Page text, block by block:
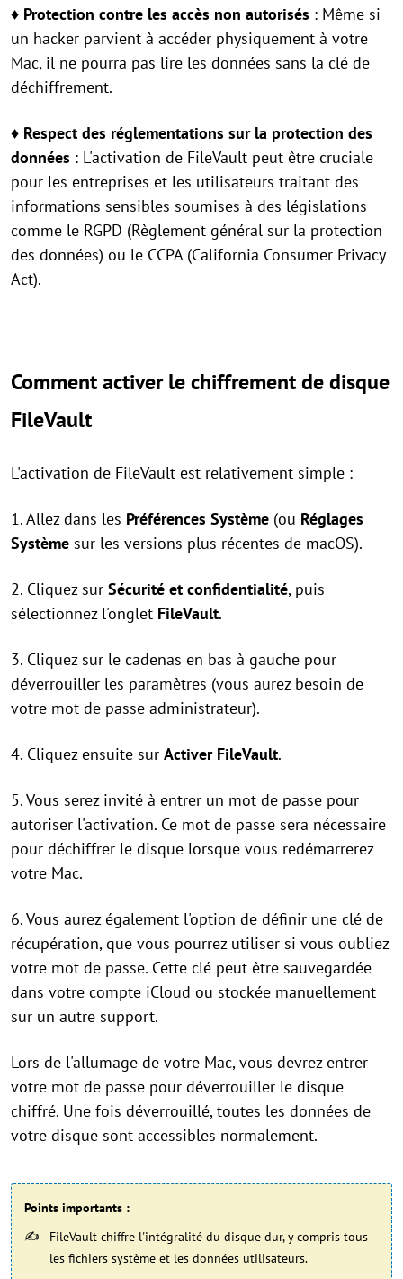
♦ Protection contre les accès non autorisés : Même si
un hacker parvient à accéder physiquement à votre
Mac, il ne pourra pas lire les données sans la clé de
déchiffrement.
♦ Respect des réglementations sur la protection des
données : L'activation de FileVault peut être cruciale
pour les entreprises et les utilisateurs traitant des
informations sensibles soumises à des législations
comme le RGPD (Règlement général sur la protection
des données) ou le CCPA (California Consumer Privacy
Act).
Comment activer le chiffrement de disque
FileVault
L'activation de FileVault est relativement simple :
1. Allez dans les Préférences Système (ou Réglages
Système sur les versions plus récentes de macOS).
2. Cliquez sur Sécurité et confidentialité, puis
sélectionnez l'onglet FileVault.
3. Cliquez sur le cadenas en bas à gauche pour
déverrouiller les paramètres (vous aurez besoin de
votre mot de passe administrateur).
4. Cliquez ensuite sur Activer FileVault.
5. Vous serez invité à entrer un mot de passe pour
autoriser l'activation. Ce mot de passe sera nécessaire
pour déchiffrer le disque lorsque vous redémarrerez
votre Mac.
6. Vous aurez également l'option de définir une clé de
récupération, que vous pourrez utiliser si vous oubliez
votre mot de passe. Cette clé peut être sauvegardée
dans votre compte iCloud ou stockée manuellement
sur un autre support.
Lors de l'allumage de votre Mac, vous devrez entrer
votre mot de passe pour déverrouiller le disque
chiffré. Une fois déverrouillé, toutes les données de
votre disque sont accessibles normalement.
Points importants :
FileVault chiffre l'intégralité du disque dur, y compris tous
les fichiers système et les données utilisateurs.